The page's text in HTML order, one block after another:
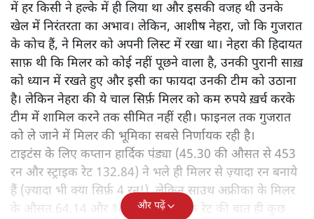
में हर किसी ने हल्के में ही लिया था और इसकी वजह थी उनके
खेल में निरंतरता का अभाव। लेकिन, आशीष नेहरा, जो कि गुजरात
के कोच हैं, ने मिलर को अपनी लिस्ट में रखा था। नेहरा की हिदायत
साफ़ थी कि मिलर को कोई नहीं पूछने वाला है, उनकी पुरानी साख़
को ध्यान में रखते हुए और इसी का फायदा उनकी टीम को उठाना
है। लेकिन नेहरा की ये चाल सिर्फ़ मिलर को कम रुपये ख़र्च करके
टीम में शामिल करने तक सीमित नहीं रही। फाइनल तक गुजरात
को ले जाने में मिलर की भूमिका सबसे निर्णायक रही है।
टाइटंस के लिए कप्तान हार्दिक पंड्या (45.30 की औसत से 453
रन और स्ट्राइक रेट 132.84) ने भले ही मिलर से ज़्यादा रन बनाये
हैं (ज़्यादा भी क्या सिर्फ़ 4 रन!), लेकिन साउथ अफ्रीका के मिलर
के औसत 64.14 और 141.19 के स्ट्राइक रेट की बात ही कुछ
और पढ़ें